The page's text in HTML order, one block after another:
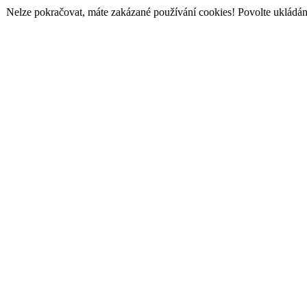
Nelze pokračovat, máte zakázané používání cookies! Povolte